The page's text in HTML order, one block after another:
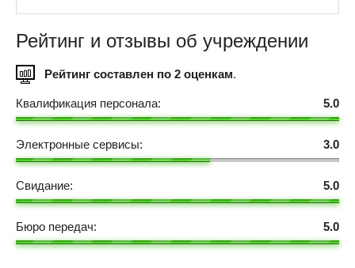
Рейтинг и отзывы об учреждении
Рейтинг составлен по 2 оценкам.
5.0
Квалификация персонала:
3.0
Электронные сервисы:
5.0
Свидание:
5.0
Бюро передач: